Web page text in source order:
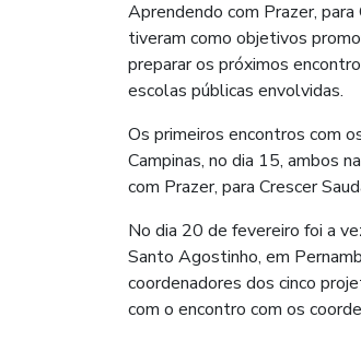
Aprendendo com Prazer,
tiveram como objetivos
preparar os próximos
escolas públicas envolvidas.
Os primeiros encontros com
Campinas, no dia 15, ambos
com Prazer, para Crescer
No dia 20 de fevereiro foi a
Santo Agostinho, em
coordenadores dos cinco
com o encontro com os